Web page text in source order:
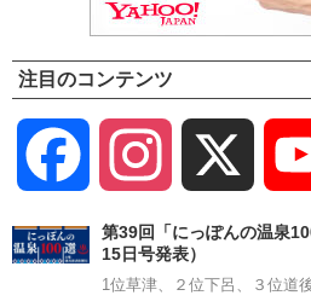
注目のコンテンツ
Facebook Instagram
第39回「にっぽんの温泉
15日号発表）
1位草津、２位下呂、３位道